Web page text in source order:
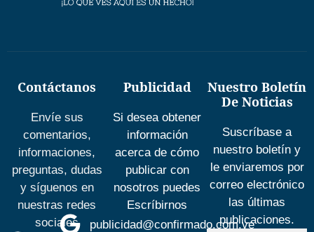
Contáctanos
Envíe sus
comentarios,
informaciones,
preguntas, dudas
y síguenos en
nuestras redes
sociales
Publicidad
Si desea obtener
información
acerca de cómo
publicar con
nosotros puedes
Escríbirnos
publicidad@confirmado.com.ve
Nuestro Boletín
De Noticias
Suscríbase a
nuestro boletín y
le enviaremos por
correo electrónico
las últimas
publicaciones.